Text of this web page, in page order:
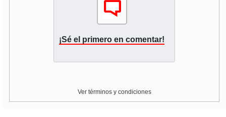
¡Sé el primero en comentar!
Ver términos y condiciones